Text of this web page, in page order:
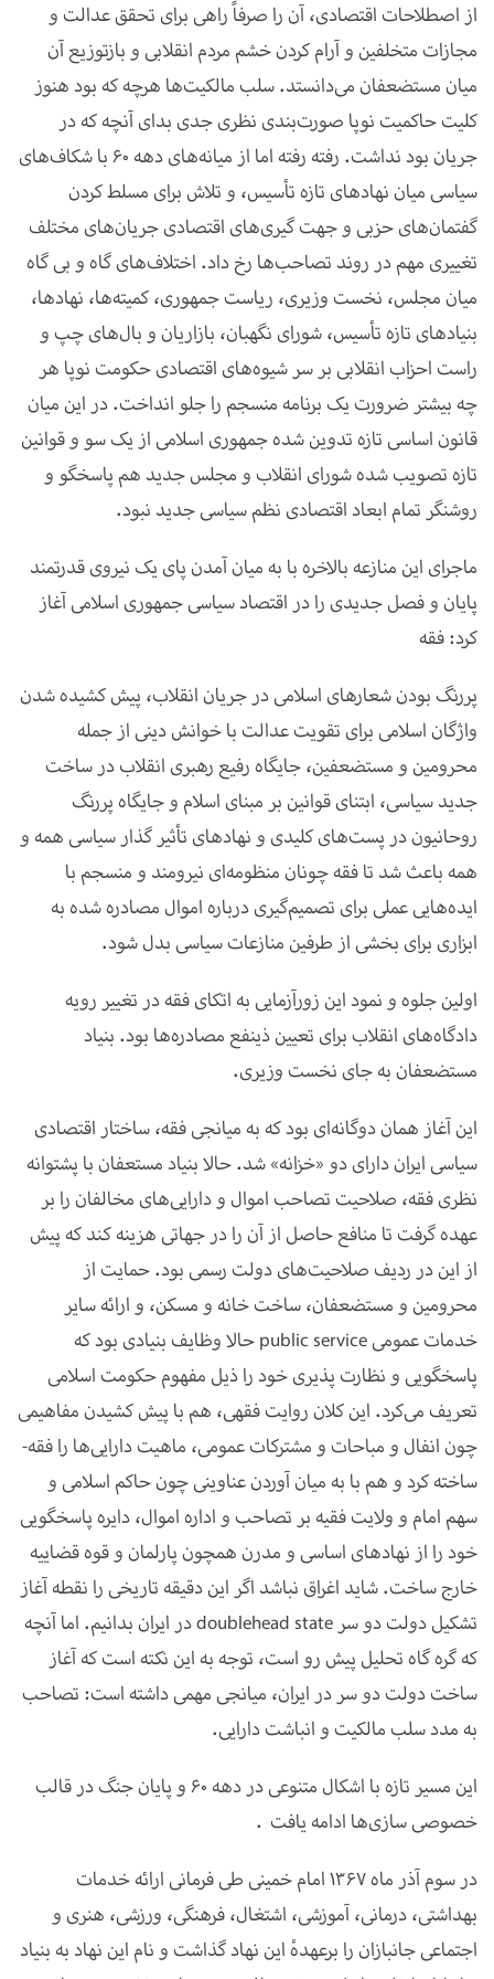
از اصطلاحات اقتصادی، آن را صرفاً راهی برای تحقق عدالت و
مجازات متخلفین و آرام کردن خشم مردم انقلابی و بازتوزیع آن
میان مستضعفان می‌دانستد. سلب مالکیت‌ها هرچه که بود هنوز
کلیت حاکمیت نوپا صورت‌بندی نظری جدی بدای آنچه که در
جریان بود نداشت. رفته رفته اما از میانه‌های دهه ۶۰با شکاف‌های
سیاسی میان نهادهای تازه تأسیس، و تلاش برای مسلط کردن
گفتمان‌های حزبی و جهت گیری‌های اقتصادی جریان‌های مختلف
تغییری مهم در روند تصاحب‌ها رخ داد. اختلاف‌های گاه و بی گاه
میان مجلس، نخست وزیری، ریاست جمهوری، کمیته‌ها، نهادها،
بنیادهای تازه تأسیس، شورای نگهبان، بازاریان و بال‌های چپ و
راست احزاب انقلابی بر سر شیوه‌های اقتصادی حکومت نوپا هر
چه بیشتر ضرورت یک برنامه منسجم را جلو انداخت. در این میان
قانون اساسی تازه تدوین شده جمهوری اسلامی از یک سو و قوانین
تازه تصویب شده شورای انقلاب و مجلس جدید هم پاسخگو و
روشنگر تمام ابعاد اقتصادی نظم سیاسی جدید نبود.
ماجرای این منازعه بالاخره با به میان آمدن پای یک نیروی قدرتمند
پایان و فصل جدیدی را در اقتصاد سیاسی جمهوری اسلامی آغاز
کرد: فقه
پررنگ بودن شعارهای اسلامی در جریان انقلاب، پیش کشیده شدن
واژگان اسلامی برای تقویت عدالت با خوانش دینی از جمله
محرومین و مستضعفین، جایگاه رفیع رهبری انقلاب در ساخت
جدید سیاسی، ابتنای قوانین بر مبنای اسلام و جایگاه پررنگ
روحانیون در پست‌های کلیدی و نهادهای تأثیر گذار سیاسی همه و
همه باعث شد تا فقه چونان منظومه‌ای نیرومند و منسجم با
ایده‌هایی عملی برای تصمیم‌گیری درباره اموال مصادره شده به
ابزاری برای بخشی از طرفین منازعات سیاسی بدل شود.
اولین جلوه و نمود این زورآزمایی به اتکای فقه در تغییر رویه
دادگاه‌های انقلاب برای تعیین ذینفع مصادره‌ها بود. بنیاد
مستضعفان به جای نخست وزیری.
این آغاز همان دوگانه‌ای بود که به میانجی فقه، ساختار اقتصادی
سیاسی ایران دارای دو «خزانه» شد. حالا بنیاد مستعفان با پشتوانه
نظری فقه، صلاحیت تصاحب اموال و دارایی‌های مخالفان را بر
عهده گرفت تا منافع حاصل از آن را در جهاتی هزینه کند که پیش
از این در ردیف صلاحیت‌های دولت رسمی بود. حمایت از
محرومین و مستضعفان، ساخت خانه و مسکن، و ارائه سایر
خدمات عمومیpublic serviceحالا وظایف بنیادی بود که
پاسخگویی و نظارت پذیری خود را ذیل مفهوم حکومت اسلامی
تعریف می‌کرد. این کلان روایت فقهی، هم با پیش کشیدن مفاهیمی
چون انفال و مباحات و مشترکات عمومی، ماهیت دارایی‌ها را فقه-
ساخته کرد و هم با به میان آوردن عناوینی چون حاکم اسلامی و
سهم امام و ولایت فقیه بر تصاحب و اداره اموال، دایره پاسخگویی
خود را از نهادهای اساسی و مدرن همچون پارلمان و قوه قضاییه
خارج ساخت. شاید اغراق نباشد اگر این دقیقه تاریخی را نقطه آغاز
تشکیل دولت دو سرdoublehead stateدر ایران بدانیم. اما آنچه
که گره گاه تحلیل پیش رو است، توجه به این نکته است که آغاز
ساخت دولت دو سر در ایران، میانجی مهمی داشته است: تصاحب
به مدد سلب مالکیت و انباشت دارایی.
این مسیر تازه با اشکال متنوعی در دهه ۶۰و پایان جنگ در قالب
خصوصی سازی‌ها ادامه یافت .
در سوم آذر ماه 1367 امام خمینی طی فرمانی ارائه خدمات
بهداشتی، درمانی، آموزشی، اشتغال، فرهنگی، ورزشی، هنری و
اجتماعی جانبازان را برعهدهٔ این نهاد گذاشت و نام این نهاد به بنیاد